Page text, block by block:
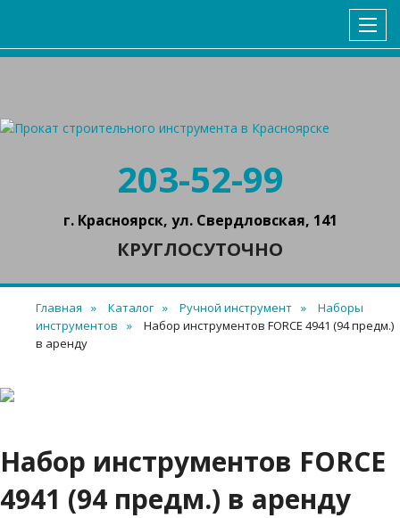
КОНТАКТЫ
203-52-99
г. Красноярск, ул. Свердловская, 141
КРУГЛОСУТОЧНО
Главная Каталог Ручной инструмент
Наборы
инструментов
Набор инструментов FORCE 4941 (94 предм.)
в аренду
Набор инструментов FORCE
4941 (94 предм.) в аренду